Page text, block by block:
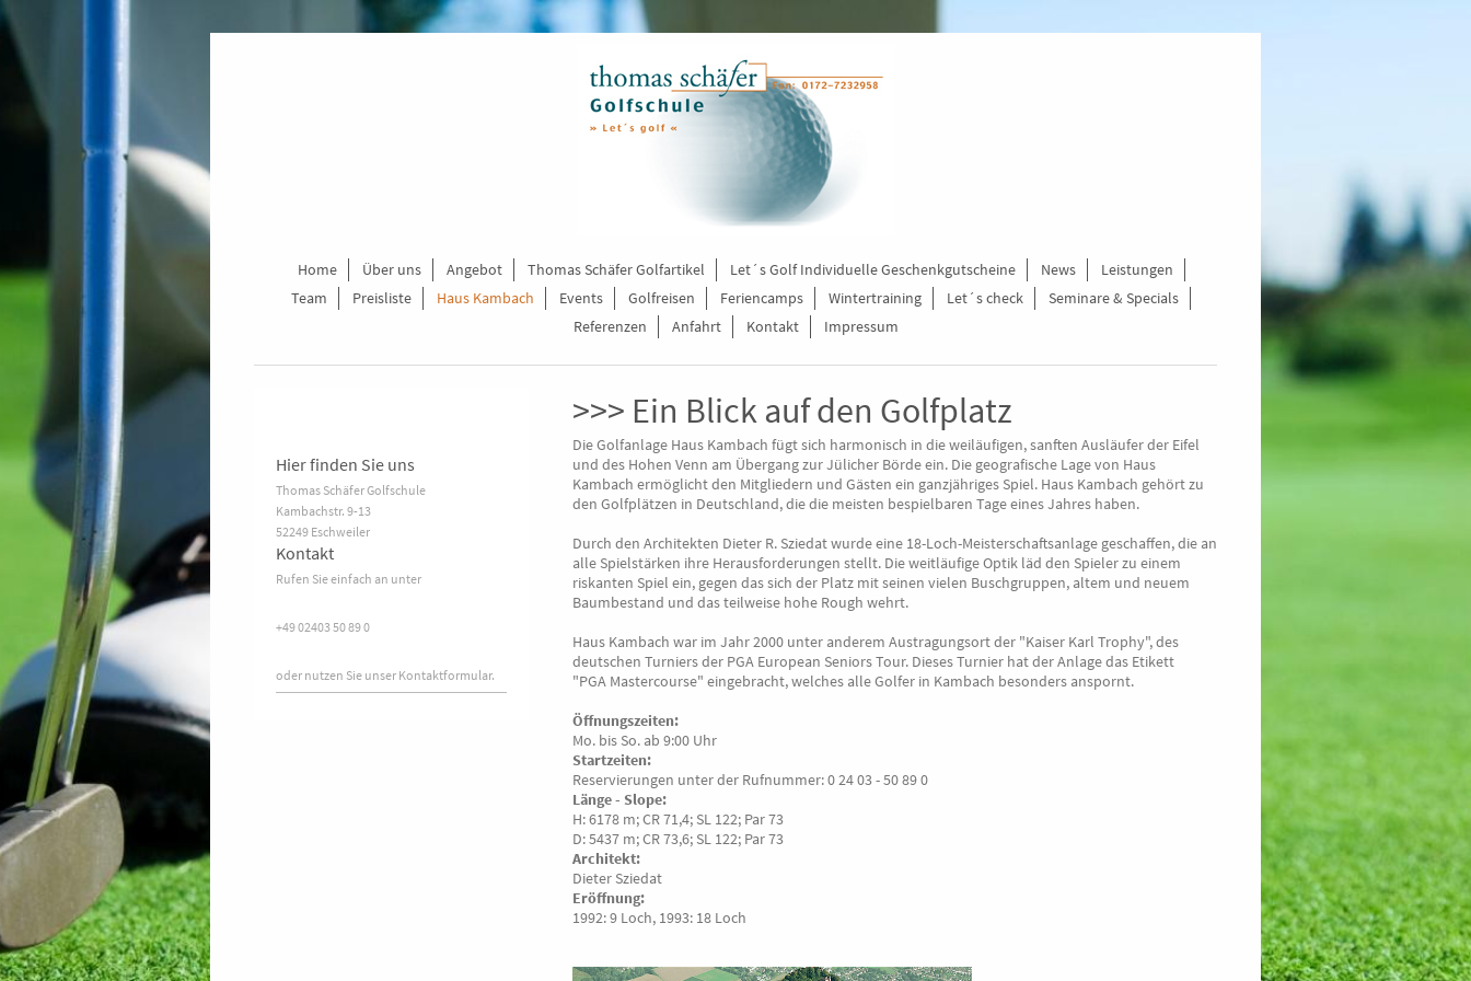
Home Über uns Angebot Thomas Schäfer Golfartikel Let´s Golf Individuelle Geschenkgutscheine News
Leistungen
Team
Preisliste Haus Kambach Events Golfreisen Feriencamps Wintertraining Let´s check
Seminare & Specials
Referenzen
Anfahrt Kontakt Impressum
>>> Ein Blick auf den Golfplatz
Die Golfanlage Haus Kambach fügt sich harmonisch in die weiläufigen, sanften Ausläufer der Eifel
und des Hohen Venn am Übergang zur Jülicher Börde ein. Die geografische Lage von Haus
Kambach ermöglicht den Mitgliedern und Gästen ein ganzjähriges Spiel. Haus Kambach gehört zu
den Golfplätzen in Deutschland, die die meisten bespielbaren Tage eines Jahres haben.
Durch den Architekten Dieter R. Sziedat wurde eine 18-Loch-Meisterschaftsanlage geschaffen, die an
alle Spielstärken ihre Herausforderungen stellt. Die weitläufige Optik läd den Spieler zu einem
riskanten Spiel ein, gegen das sich der Platz mit seinen vielen Buschgruppen, altem und neuem
Baumbestand und das teilweise hohe Rough wehrt.
Haus Kambach war im Jahr 2000 unter anderem Austragungsort der "Kaiser Karl Trophy", des
deutschen Turniers der PGA European Seniors Tour. Dieses Turnier hat der Anlage das Etikett
"PGA Mastercourse" eingebracht, welches alle Golfer in Kambach besonders anspornt.
Öffnungszeiten:
Mo. bis So. ab 9:00 Uhr
Startzeiten:
Reservierungen unter der Rufnummer: 0 24 03 - 50 89 0
Länge - Slope:
H: 6178 m; CR 71,4; SL 122; Par 73
D: 5437 m; CR 73,6; SL 122; Par 73
Architekt:
Dieter Sziedat
Eröffnung:
1992: 9 Loch, 1993: 18 Loch
Hier finden Sie uns
Thomas Schäfer Golfschule
Kambachstr. 9-13
52249 Eschweiler
Kontakt
Rufen Sie einfach an unter
+49 02403 50 89 0
oder nutzen Sie unser Kontaktformular.